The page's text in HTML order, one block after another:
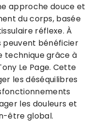
approche douce et
du corps, basée
réflexe. À
peuvent bénéficier
technique grâce à
Le Page. Cette
les déséquilibres
les douleurs et
être global.